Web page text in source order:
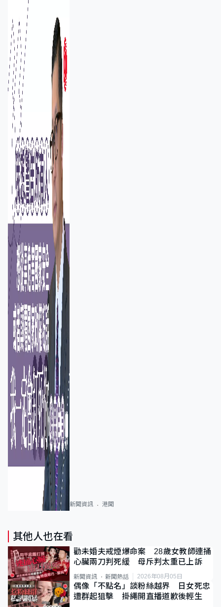
新聞資訊 港聞
其他人也在看
勸未婚夫戒煙爆命案 28歲女教師連捅
心臟兩刀判死緩 母斥判太重已上訴
新聞資訊 新聞熱話 2026年08月05日
偶像「不點名」談粉絲越界 日女死忠
遭群起狙擊 掛繩開直播道歉後輕生